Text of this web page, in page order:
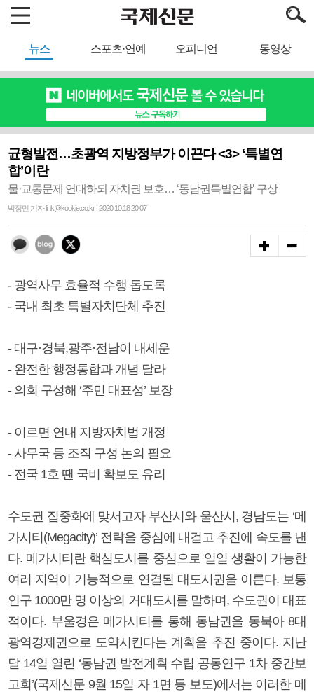
뉴스 스포츠·연예 오피니언 동영상
균형발전…초광역 지방정부가 이끈다 <3> ‘특별연
합’이란
물·교통문제 연대하되 자치권 보호… ‘동남권특별연합’ 구상
박정민 기자 link@kookje.co.kr | 2020.10.18 20:07
- 광역사무 효율적 수행 돕도록
- 국내 최초 특별자치단체 추진
- 대구·경북,광주·전남이 내세운
- 완전한 행정통합과 개념 달라
- 의회 구성해 ‘주민 대표성’ 보장
- 이르면 연내 지방자치법 개정
- 사무국 등 조직 구성 논의 필요
- 전국 1호 땐 국비 확보도 유리
수도권 집중화에 맞서고자 부산시와 울산시, 경남도는 ‘메
가시티(Megacity)’ 전략을 중심에 내걸고 추진에 속도를 낸
다. 메가시티란 핵심도시를 중심으로 일일 생활이 가능한
여러 지역이 기능적으로 연결된 대도시권을 이른다. 보통
인구 1000만 명 이상의 거대도시를 말하며, 수도권이 대표
적이다. 부울경은 메가시티를 통해 동남권을 동북아 8대
광역경제권으로 도약시킨다는 계획을 추진 중이다. 지난
달 14일 열린 ‘동남권 발전계획 수립 공동연구 1차 중간보
고회’(국제신문 9월 15일 자 1면 등 보도)에서는 이러한 메